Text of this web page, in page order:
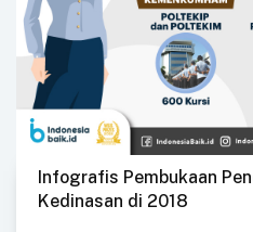
Infografis Pembukaan
Kedinasan di 2018